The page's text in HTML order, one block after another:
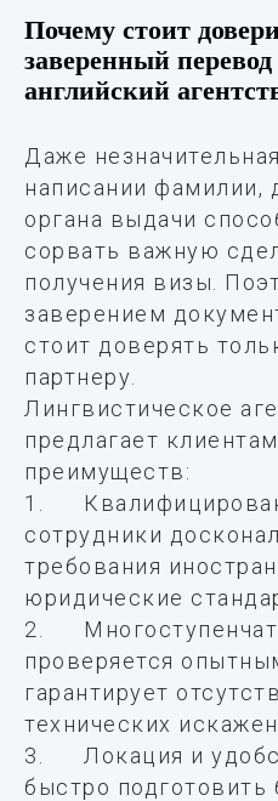
Почему стоит
заверенный
английский
Даже
написании фамилии,
органа выдачи
сорвать важную
получения визы.
заверением
стоит доверять
партнеру.
Лингвистическое
предлагает
преимуществ:
1.
сотрудники
требования
юридические
2.
проверяется
гарантирует
технических
3. Локация и
быстро подготовить